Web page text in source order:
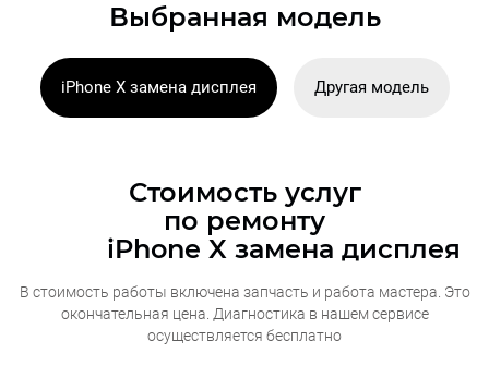
Выбранная модель
iPhone X замена дисплея Другая модель
Стоимость услуг
по ремонту
iPhone X замена дисплея
В стоимость работы включена запчасть и работа мастера. Это
окончательная цена. Диагностика в нашем сервисе
осуществляется бесплатно